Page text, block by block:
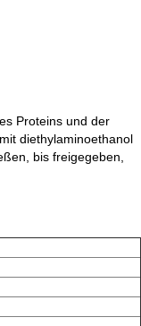
Proteins und der
diethylaminoethanol
bis freigegeben,